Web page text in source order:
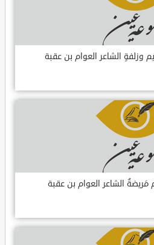
الشاعر العوام بن عقبة
الشاعر العوام بن عقبة